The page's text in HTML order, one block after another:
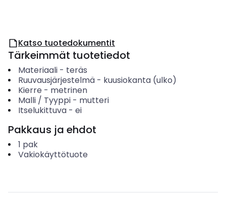
Katso tuotedokumentit
Tärkeimmät tuotetiedot
Materiaali- teräs
Ruuvausjärjestelmä- kuusiokanta (ulko)
Kierre - metrinen
Malli / Tyyppi- mutteri
Itselukittuva- ei
Pakkaus ja ehdot
1 pak
Vakiokäyttötuote